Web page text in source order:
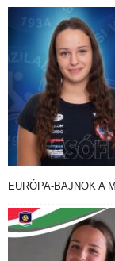
EURÓPA-BAJNOK A